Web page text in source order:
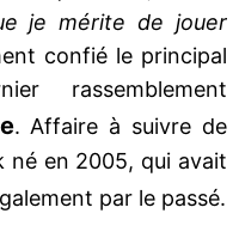
je mérite de jouer
confié le principal
rassemblement
. Affaire à suivre de
né en 2005, qui avait
par le passé.